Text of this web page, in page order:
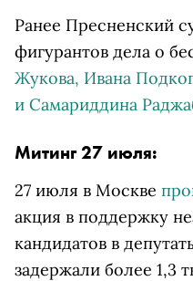
Ранее Пресненский
фигурантов дела о
Жукова, Ивана
и Самариддина
Митинг 27 июля:
27 июля в Москве
акция в поддержку
кандидатов в
задержали более 1,3